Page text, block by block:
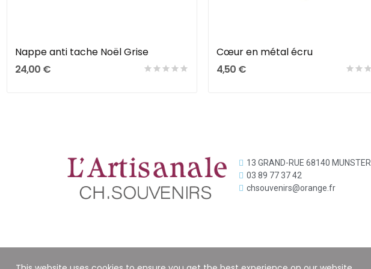
Nappe anti tache Noël Grise
24,00 €
Cœur en métal écru
4,50 €
13 GRAND-RUE 68140 MUNSTER
03 89 77 37 42
chsouvenirs@orange.fr